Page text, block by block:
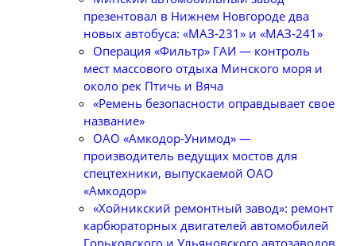
презентовал в Нижнем Новгороде два
новых автобуса: «МАЗ-231» и «МАЗ-241»
Операция «Фильтр» ГАИ — контроль
мест массового отдыха Минского моря и
около рек Птичь и Вяча
«Ремень безопасности оправдывает свое
название»
ОАО «Амкодор-Унимод» —
производитель ведущих мостов для
спецтехники, выпускаемой ОАО
«Амкодор»
«Хойникский ремонтный завод»: ремонт
карбюраторных двигателей автомобилей
Горьковского и Ульяновского автозаводов